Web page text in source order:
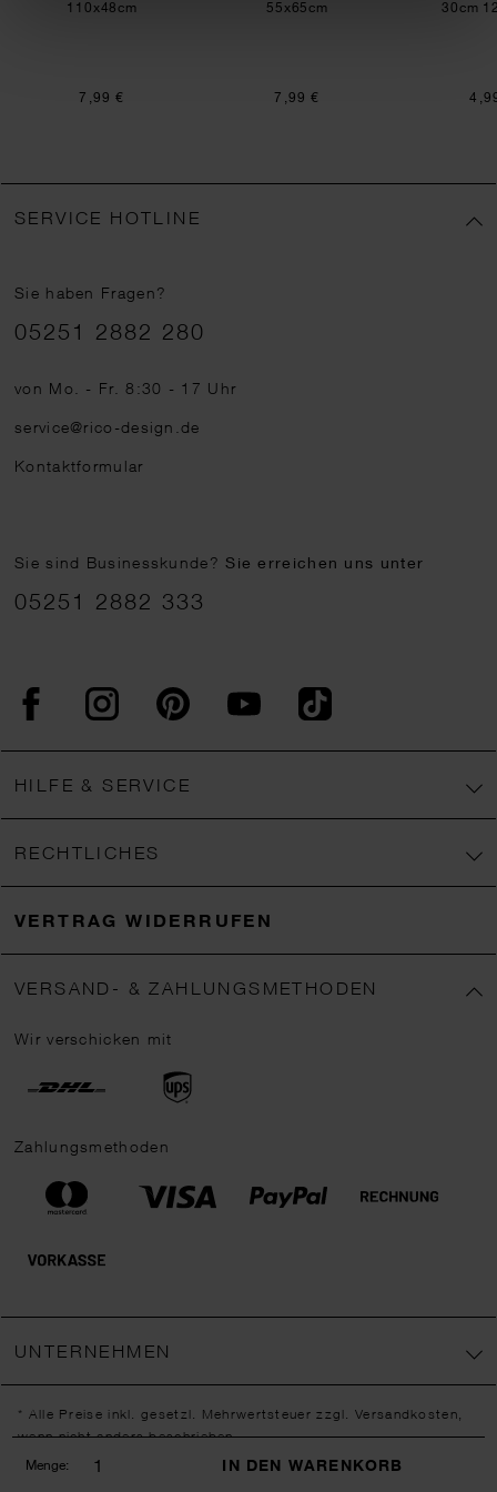
Menge: IN DEN WARENKORB
110x48cm
7,99 €
55x65cm
7,99 €
30cm
SERVICE HOTLINE
Sie haben Fragen?
Telefonnummer
05251 2882 280
von Mo. - Fr. 8:30 - 17 Uhr
service@rico-design.de
Kontaktformular
Sie sind Businesskunde?Sie erreichen uns unter
05251 2882 333
FacebookInstagram PinterestYouTubeTikTok
HILFE & SERVICE
RECHTLICHES
VERTRAG WIDERRUFEN
VERSAND- & ZAHLUNGSMETHODEN
Wir verschicken mit
Zahlungsmethoden
UNTERNEHMEN
* Alle Preise inkl. gesetzl. Mehrwertsteuer zzgl.Versandkosten,
wenn nicht anders beschrieben.
** Jede:r Abonnent:in erhält bei erstmaliger Anmeldung für unseren